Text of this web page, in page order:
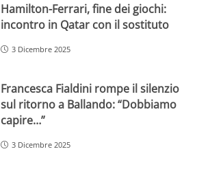
Hamilton-Ferrari, fine dei giochi:
incontro in Qatar con il sostituto
3 Dicembre 2025
Francesca Fialdini rompe il silenzio
sul ritorno a Ballando: “Dobbiamo
capire…”
3 Dicembre 2025